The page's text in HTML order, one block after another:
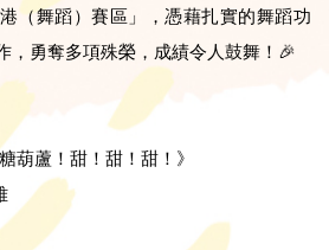
（舞蹈）賽區」，憑藉扎實的舞蹈功
，勇奪多項殊榮，成績令人鼓舞！🎉
葫蘆！甜！甜！甜！》